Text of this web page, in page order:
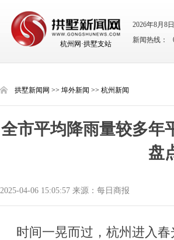
杭州网·拱墅支站
2026年8月8
新闻热线：
拱墅新闻网 >> 埠外新闻 >> 杭州新闻
全市平均降雨量较多年
盘
2025-04-06 15:05:57 来源：每日商报
时间一晃而过，杭州进入